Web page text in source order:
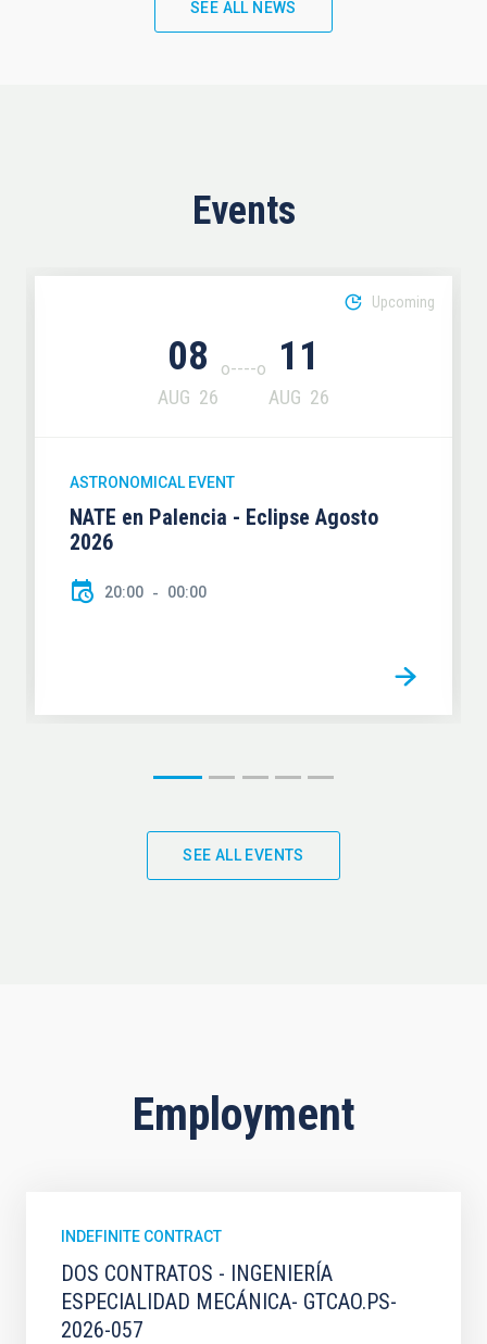
SEE ALL NEWS
Events
08
AUG 26
11
AUG 26
Upcoming
ASTRONOMICAL EVENT
NATE en Palencia - Eclipse Agosto
2026
20:00 00:00
SEE ALL EVENTS
Employment
INDEFINITE CONTRACT
DOS CONTRATOS - INGENIERÍA
ESPECIALIDAD MECÁNICA- GTCAO.PS-
2026-057